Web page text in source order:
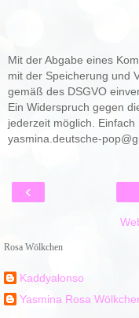
Mit der Abgabe eines
mit der Speicherung und
gemäß des DSGVO
Ein Widerspruch gegen
jederzeit möglich. Einfach
yasmina.deutsche-
‹
Rosa Wölkchen
Kaddyalonso
Yasmina Rosa